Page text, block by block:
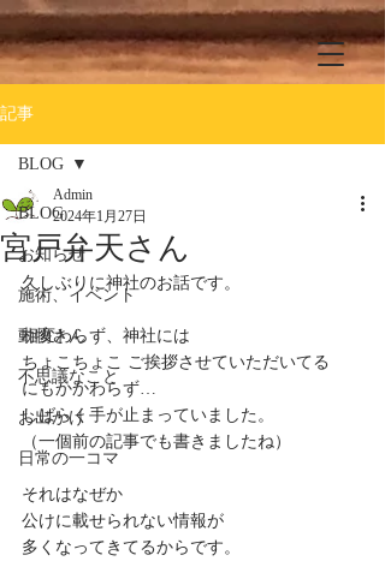
記事
BLOG
お知らせ
施術、イベント
動物さん
不思議なこと
お出かけ
日常の一コマ
BLOG
宮戸弁天さん
Admin
2024年1月27日
久しぶりに神社のお話です。
相変わらず、神社には
ちょこちょこ ご挨拶させていただいてる
にもかかわらず…
しばらく手が止まっていました。
（一個前の記事でも書きましたね）
それはなぜか
公けに載せられない情報が
多くなってきてるからです。